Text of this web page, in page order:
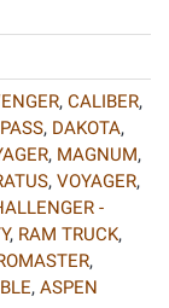
, CALIBER,
, DAKOTA,
, MAGNUM,
, VOYAGER,
-
, RAM TRUCK,
,
, ASPEN